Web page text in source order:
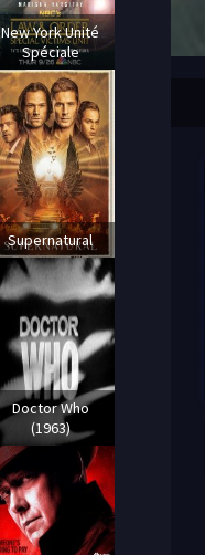
New York Unité
Spéciale
Supernatural
Doctor Who
(1963)